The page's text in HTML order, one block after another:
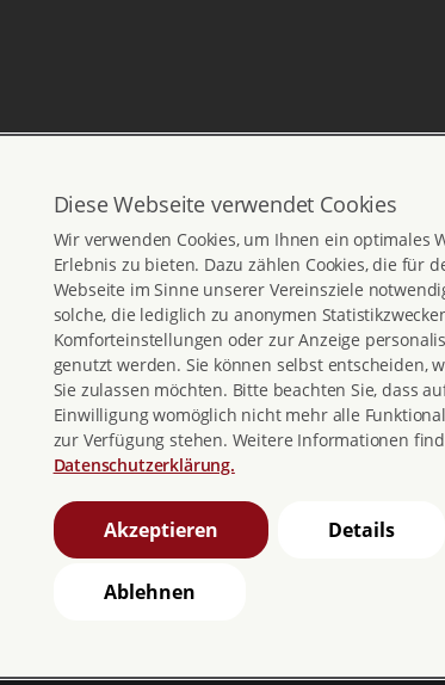
Erklärung zur
Barrierefreiheit
Barriere melden
Diese Webseite verwendet Cookies
Wir verwenden Cookies, um Ihnen ein optimales
Erlebnis zu bieten. Dazu zählen Cookies, die für
Webseite im Sinne unserer Vereinsziele
solche, die lediglich zu anonymen
Komforteinstellungen oder zur Anzeige
genutzt werden. Sie können selbst entscheiden,
Sie zulassen möchten. Bitte beachten Sie, dass
Einwilligung womöglich nicht mehr alle
zur Verfügung stehen. Weitere Informationen
Datenschutzerklärung.
Akzeptieren Details
Ablehnen